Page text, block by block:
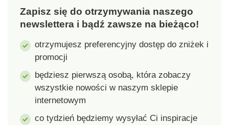
Zapisz się do otrzymywania naszego
newslettera i bądź zawsze na bieżąco!
otrzymujesz preferencyjny dostęp do zniżek i
promocji
będziesz pierwszą osobą, która zobaczy
wszystkie nowości w naszym sklepie
internetowym
co tydzień będziemy wysyłać Ci inspiracje